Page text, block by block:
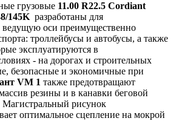
грузовые 11.00 R22.5 Cordiant
145K разработаны для
ведущую оси преимущественно
троллейбусы и автобусы, а также
эксплуатируются в
- на дорогах и строительных
безопасные и экономичные при
VM 1 также предотвращают
резины и в канавки беговой
Магистральный рисунок
оптимальное сцепление на мокрой